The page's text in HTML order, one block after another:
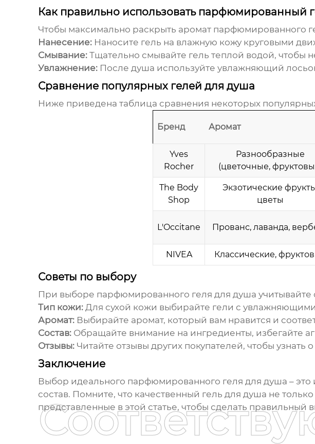
Как правильно использовать парфюмированный
Чтобы максимально раскрыть аромат парфюмированного
Нанесение:Наносите гель на влажную кожу круговыми
Смывание:Тщательно смывайте гель теплой водой, чтобы
Увлажнение:После душа используйте увлажняющий
Сравнение популярных гелей для душа
Ниже приведена таблица сравнения некоторых
Бренд Аромат
Yves
Rocher
Разнообразные
(цветочные,
The Body
Shop
Экзотические
цветы
L'Occitane Прованс, лаванда,
NIVEA Классические,
Советы по выбору
При выборе парфюмированного геля для душа
Тип кожи:Для сухой кожи выбирайте гели с
Аромат:Выбирайте аромат, который вам нравится и
Состав:Обращайте внимание на ингредиенты, избегайте
Отзывы:Читайте отзывы других покупателей, чтобы узнать
Заключение
Выбор идеального парфюмированного геля для душа –
состав. Помните, что качественный гель для душа не
представленные в этой статье, чтобы сделать